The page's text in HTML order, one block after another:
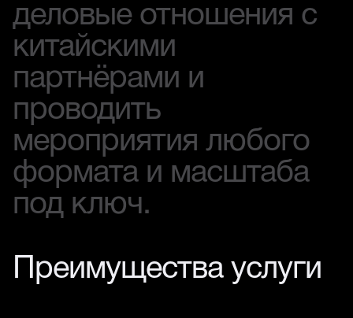
деловые отношения с
китайскими
партнёрами и
проводить
мероприятия любого
формата и масштаба
под ключ.
Преимущества услуги